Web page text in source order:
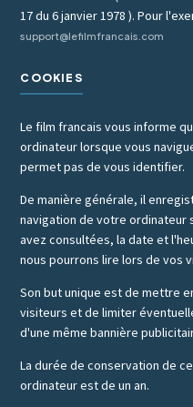
17 du 6 janvier 1978 ). Pour
support@lefilmfrancais.com
COOKIES
Le film francais vous informe
ordinateur lorsque vous
permet pas de vous identifier.
De manière générale, il
navigation de votre ordinateur
avez consultées, la date et
nous pourrons lire lors de vos
Son but unique est de mettre
visiteurs et de limiter
d'une même bannière
La durée de conservation de
ordinateur est de un an.